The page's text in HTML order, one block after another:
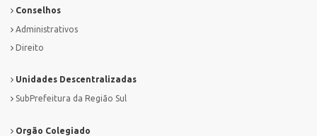
Conselhos
Administrativos
Direito
Unidades Descentralizadas
SubPrefeitura da Região Sul
Orgão Colegiado